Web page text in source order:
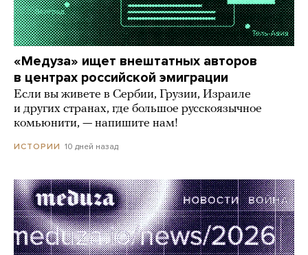
«Медуза» ищет внештатных авторов
в центрах российской эмиграции
Если вы живете в Сербии, Грузии, Израиле
и других странах, где большое русскоязычное
комьюнити, — напишите нам!
ИСТОРИИ 10 дней назад